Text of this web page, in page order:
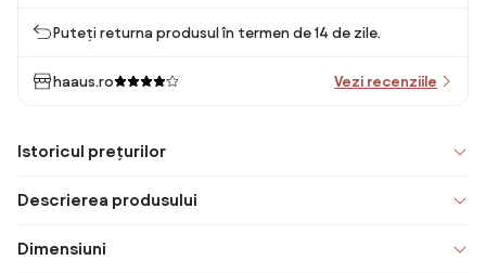
Puteți returna produsul în termen de 14 de zile.
haaus.ro Vezi recenziile
Istoricul prețurilor
Descrierea produsului
Dimensiuni